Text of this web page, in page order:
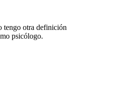
tengo otra definición
psicólogo.